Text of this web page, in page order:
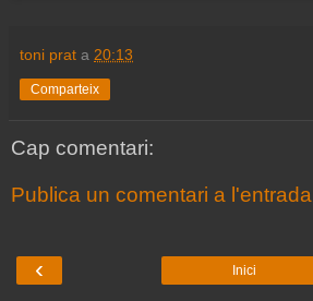
toni prat a 20:13
Comparteix
Cap comentari:
Publica un comentari a l'entrada
‹ Inici